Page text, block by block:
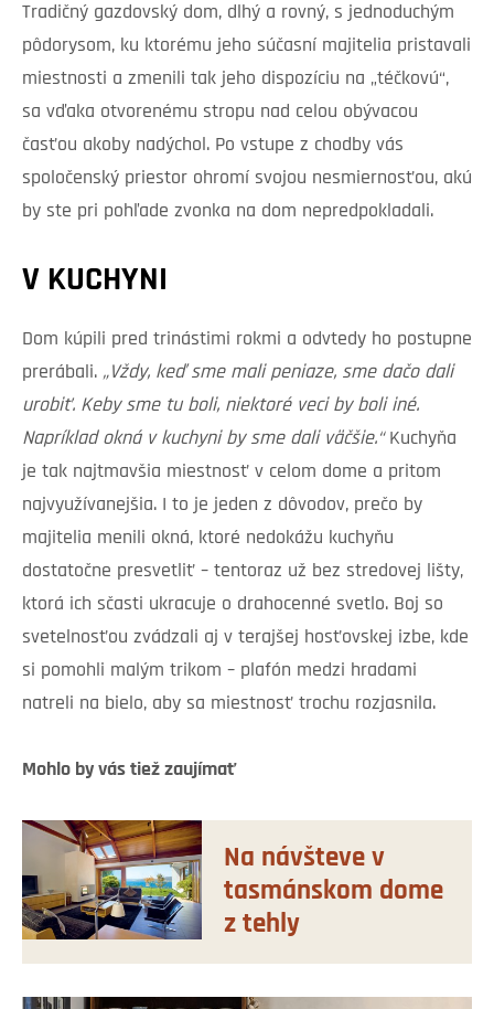
Tradičný gazdovský dom, dlhý a rovný, s jednoduchým
pôdorysom, ku ktorému jeho súčasní majitelia pristavali
miestnosti a zmenili tak jeho dispozíciu na „téčkovú“,
sa vďaka otvorenému stropu nad celou obývacou
časťou akoby nadýchol. Po vstupe z chodby vás
spoločenský priestor ohromí svojou nesmiernosťou, akú
by ste pri pohľade zvonka na dom nepredpokladali.
V KUCHYNI
Dom kúpili pred trinástimi rokmi a odvtedy ho postupne
prerábali. „Vždy, keď sme mali peniaze, sme dačo dali
urobiť. Keby sme tu boli, niektoré veci by boli iné.
Napríklad okná v kuchyni by sme dali väčšie.“Kuchyňa
je tak najtmavšia miestnosť v celom dome a pritom
najvyužívanejšia. I to je jeden z dôvodov, prečo by
majitelia menili okná, ktoré nedokážu kuchyňu
dostatočne presvetliť – tentoraz už bez stredovej lišty,
ktorá ich sčasti ukracuje o drahocenné svetlo. Boj so
svetelnosťou zvádzali aj v terajšej hosťovskej izbe, kde
si pomohli malým trikom – plafón medzi hradami
natreli na bielo, aby sa miestnosť trochu rozjasnila.
Mohlo by vás tiež zaujímať
Na návšteve v
tasmánskom dome
z tehly